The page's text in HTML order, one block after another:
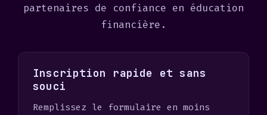
partenaires de confiance en éducation
financière.
Inscription rapide et sans
souci
Remplissez le formulaire en moins